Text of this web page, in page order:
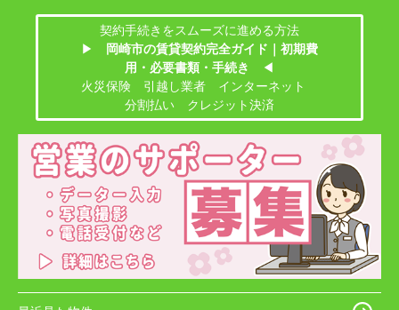
契約手続きをスムーズに進める方法
▶
岡崎市の賃貸契約完全ガイド｜初期費
用・必要書類・手続き
◀
火災保険 引越し業者 インターネット
分割払い クレジット決済